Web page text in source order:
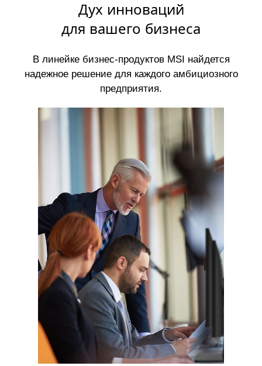
Дух инноваций
для вашего бизнеса
В линейке бизнес-продуктов MSI найдется
надежное решение для каждого амбициозного
предприятия.